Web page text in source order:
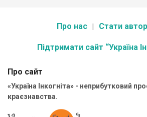
Про нас Стати
Підтримати сайт “Україна
Про сайт
«Україна Інкогніта» - неприбутковий
краєзнавства.